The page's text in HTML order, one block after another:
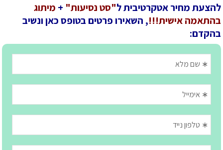
להצעת מחיר אטקרטיבית ל"סט נסיעות" + מיתוג
בהתאמה אישית!!!, השאירו פרטים בטופס כאן ונשיב
בהקדם: